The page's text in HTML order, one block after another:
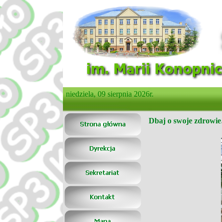
niedziela, 09 sierpnia 2026r.
Dbaj o swoje